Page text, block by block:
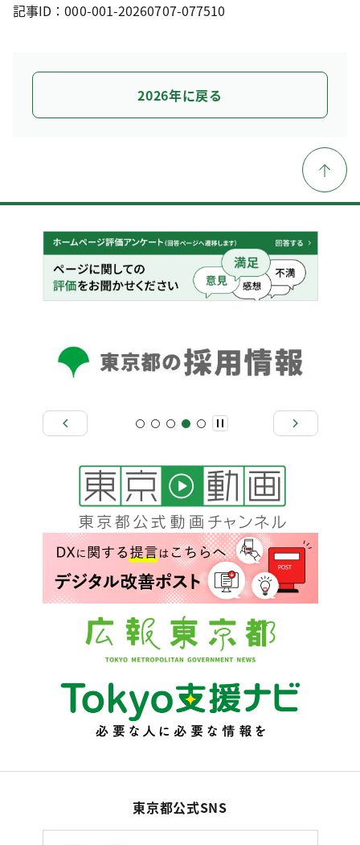
記事ID：000-001-20260707-077510
2026年に戻る
東京都公式SNS